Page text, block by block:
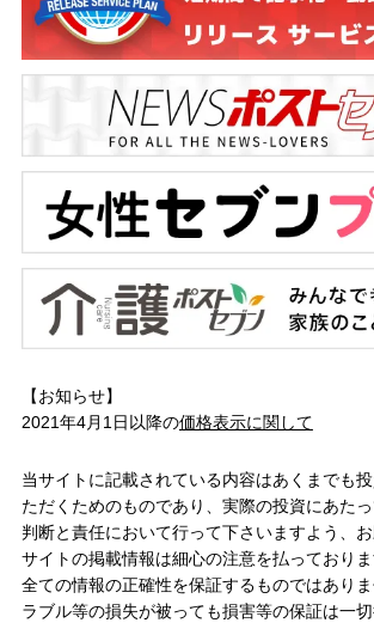
【お知らせ】
2021年4月1日以降の価格表示に関して
当サイトに記載されている内容はあくまでも
ただくためのものであり、実際の投資にあた
判断と責任において行って下さいますよう、
サイトの掲載情報は細心の注意を払っており
全ての情報の正確性を保証するものではあり
ラブル等の損失が被っても損害等の保証は一